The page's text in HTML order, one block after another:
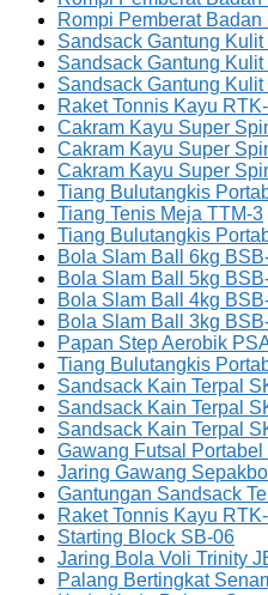
Rompi Pemberat
Sandsack Gantung
Sandsack Gantung
Sandsack Gantung
Raket Tonnis Kayu
Cakram Kayu Super
Cakram Kayu Super
Cakram Kayu Super
Tiang Bulutangkis
Tiang Tenis Meja TTM-3
Tiang Bulutangkis
Bola Slam Ball 6kg
Bola Slam Ball 5kg
Bola Slam Ball 4kg
Bola Slam Ball 3kg
Papan Step Aerobik
Tiang Bulutangkis
Sandsack Kain Terpal
Sandsack Kain Terpal
Sandsack Kain Terpal
Gawang Futsal Portabel
Jaring Gawang
Gantungan Sandsack
Raket Tonnis Kayu
Starting Block SB-06
Jaring Bola Voli Trinity
Palang Bertingkat